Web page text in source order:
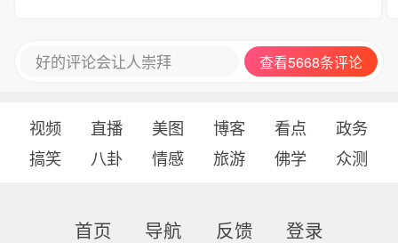
好的评论会让人崇拜 查看5668条评论
视频 直播 美图 博客 看点
政务
搞笑
八卦 情感 旅游 佛学 众测
首页 导航 反馈 登录